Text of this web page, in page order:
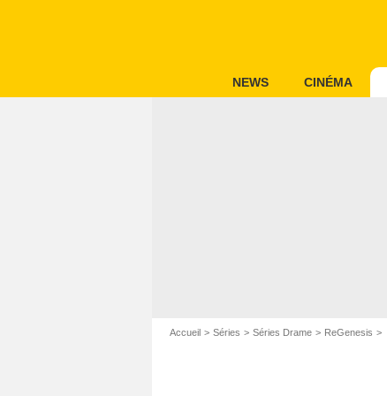
NEWS CINÉMA
Accueil Séries Séries Drame ReGenesis